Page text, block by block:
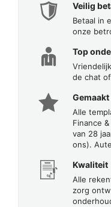
Veilig
Betaal in
onze
Top
de chat
Alle
Finance
van 28
ons).
Kwaliteit
Alle
zorg